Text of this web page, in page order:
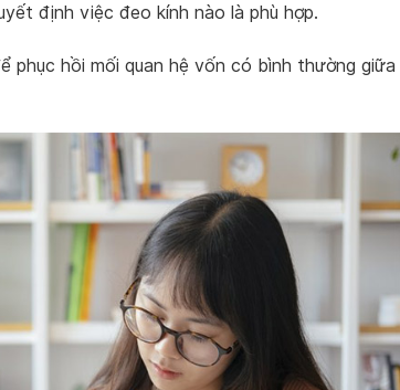
định việc đeo kính nào là phù hợp.
phục hồi mối quan hệ vốn có bình thường giữa